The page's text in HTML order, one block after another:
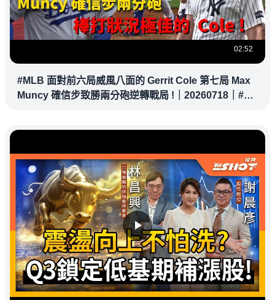
02:52
#MLB 面對前六局威風八面的 Gerrit Cole 第七局 Max
Muncy 確信步致勝兩分砲逆轉戰局 !｜20260718｜#洛